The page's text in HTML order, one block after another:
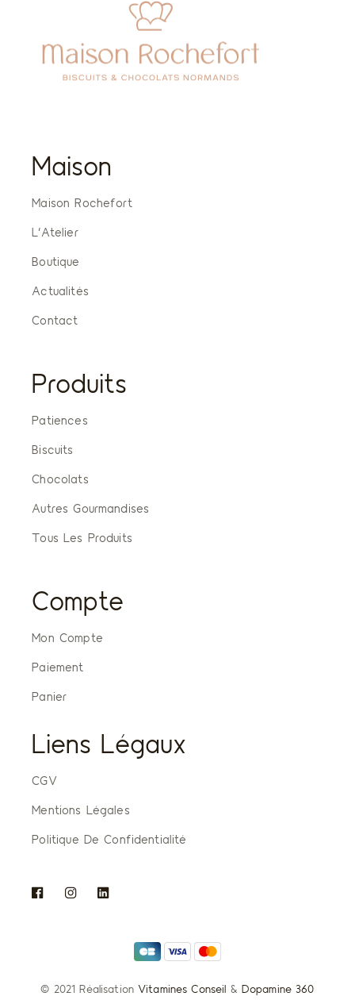
Maison
Maison Rochefort
L’Atelier
Boutique
Actualités
Contact
Produits
Patiences
Biscuits
Chocolats
Autres Gourmandises
Tous Les Produits
Compte
Mon Compte
Paiement
Panier
Liens Légaux
CGV
Mentions Légales
Politique De Confidentialité
© 2021 RéalisationVitamines Conseil & Dopamine 360